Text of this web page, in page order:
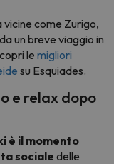
come Zurigo,
un breve viaggio in
le migliori
su Esquiades.
e relax dopo
è il momento
socialedelle